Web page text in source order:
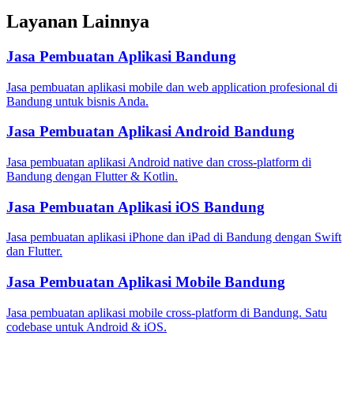
Layanan Lainnya
Jasa Pembuatan Aplikasi Bandung
Jasa pembuatan aplikasi mobile dan web application profesional di
Bandung untuk bisnis Anda.
Jasa Pembuatan Aplikasi Android Bandung
Jasa pembuatan aplikasi Android native dan cross-platform di
Bandung dengan Flutter & Kotlin.
Jasa Pembuatan Aplikasi iOS Bandung
Jasa pembuatan aplikasi iPhone dan iPad di Bandung dengan Swift
dan Flutter.
Jasa Pembuatan Aplikasi Mobile Bandung
Jasa pembuatan aplikasi mobile cross-platform di Bandung. Satu
codebase untuk Android & iOS.